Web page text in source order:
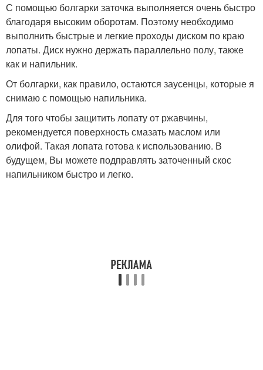
С помощью болгарки заточка выполняется очень быстро
благодаря высоким оборотам. Поэтому необходимо
выполнить быстрые и легкие проходы диском по краю
лопаты. Диск нужно держать параллельно полу, также
как и напильник.
От болгарки, как правило, остаются заусенцы, которые я
снимаю с помощью напильника.
Для того чтобы защитить лопату от ржавчины,
рекомендуется поверхность смазать маслом или
олифой. Такая лопата готова к использованию. В
будущем, Вы можете подправлять заточенный скос
напильником быстро и легко.